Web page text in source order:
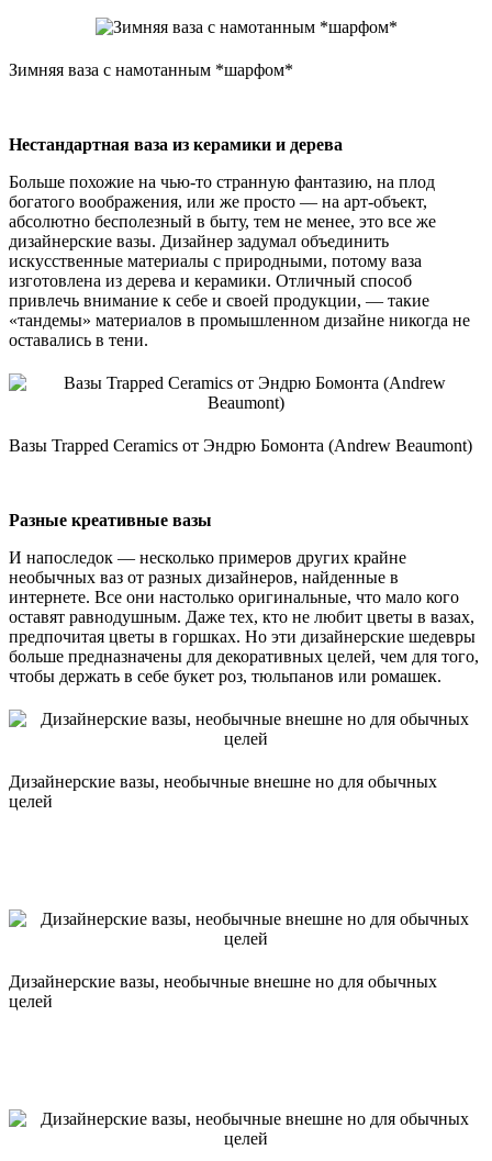
Зимняя ваза с намотанным *шарфом*
Нестандартная ваза из керамики и дерева
Больше похожие на чью-то странную фантазию, на плод
богатого воображения, или же просто — на арт-объект,
абсолютно бесполезный в быту, тем не менее, это все же
дизайнерские вазы. Дизайнер задумал объединить
искусственные материалы с природными, потому ваза
изготовлена из дерева и керамики. Отличный способ
привлечь внимание к себе и своей продукции, — такие
«тандемы» материалов в промышленном дизайне никогда не
оставались в тени.
Вазы Trapped Ceramics от Эндрю Бомонта (Andrew Beaumont)
Разные креативные вазы
И напоследок — несколько примеров других крайне
необычных ваз от разных дизайнеров, найденные в
интернете. Все они настолько оригинальные, что мало кого
оставят равнодушным. Даже тех, кто не любит цветы в вазах,
предпочитая цветы в горшках. Но эти дизайнерские шедевры
больше предназначены для декоративных целей, чем для того,
чтобы держать в себе букет роз, тюльпанов или ромашек.
Дизайнерские вазы, необычные внешне но для обычных
целей
Дизайнерские вазы, необычные внешне но для обычных
целей